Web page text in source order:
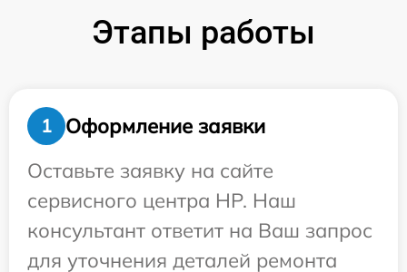
Этапы работы
1
Оформление заявки
Оставьте заявку на сайте
сервисного центра HP. Наш
консультант ответит на Ваш запрос
для уточнения деталей ремонта